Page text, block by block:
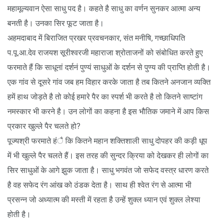
महामूल्यवान ऐसा साधु पद है। कहते है साधु का वर्णन सुनकर आत्मा अन्य
बनती है। उनका सिर फूट जाता है।
अहमदाबाद में बिराजित प्रखर प्रवचनकार, संत मनीषि, गच्छाधिपति
प.पू.आ.देव राजयश सूरीश्वरजी महाराजा श्रोताजनों को संबोधित करते हुए
फरमाते हैं कि साधूनां दर्शनं पुण्यं साधुओं के दर्शन से पुण्य की प्राप्ति होती है।
एक गांव से दूसरे गांव जब हम विहार करके जाता है तब कितने अनजान व्यक्ति
हमें हाथ जोड़ते है तो कोई हमारे पैर का स्पर्श भी करते है तो कितने साष्टांग
नमस्कार भी करने है। उन लोगों का कहना है इस भौतिक जमाने में आप किस
प्रकार खुल्ले पैर चलते हो?
पूज्यश्री फरमाते हंै कि कितने महान शक्तिशाली साधु दोपहर की कड़ी धूप
में भी खुल्ले पैर चलते हैं। इस तरह की सुन्दर क्रिया को देखकर ही लोगों का
सिर साधुओं के आगे झुक जाता है। साधु भगवंत जो सफेद वस्त्र धारण करते
है वह सफेद रंग आंख को ठंडक देता है। साथ ही श्वेत रंग से आत्मा भी
प्रसन्न जो अध्यात्म की मस्ती में रहता है उन्हें शुक्ल ध्यान एवं शुक्ल लेश्या
होती है।